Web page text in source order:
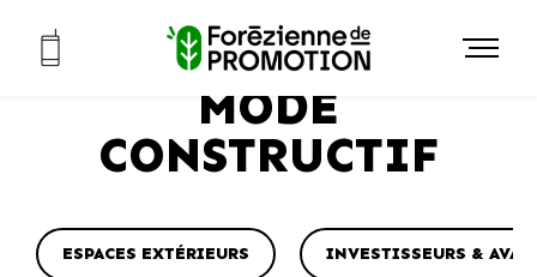
Accueil Mode constructif
RETOUR
MODE
CONSTRUCTIF
ESPACES EXTÉRIEURS INVESTISSEURS &